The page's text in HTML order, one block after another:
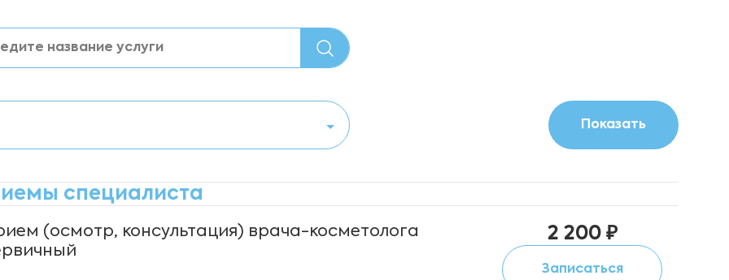
специалиста
(осмотр, консультация) врача-косметолога
2 200 ₽
Записаться